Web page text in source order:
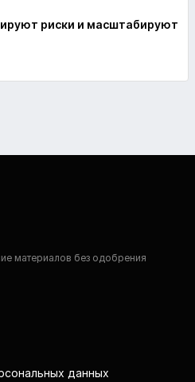
риски и масштабируют
материалов без одобрения
данных